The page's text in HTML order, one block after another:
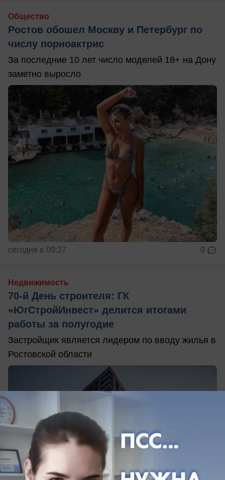
Общество
Ростов обошел Москву и Петербург по
числу порноактрис
За последние 10 лет число моделей 18+ на Дону
заметно выросло
сегодня в 09:37 0
Недвижимость
70-й День строителя: ГК
«ЮгСтройИнвест» делится итогами
работы за полугодие
Застройщик является лидером по вводу жилья в
Ростовской области